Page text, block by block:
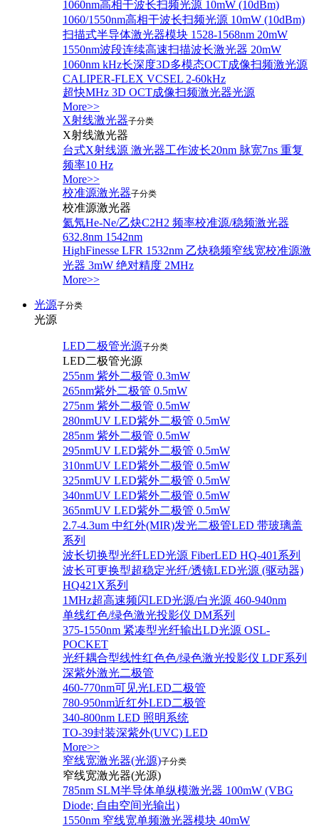
1060nm高相干波长扫频光源 10mW (10dBm)
1060/1550nm高相干波长扫频光源 10mW (10dBm)
扫描式半导体激光器模块 1528-1568nm 20mW
1550nm波段连续高速扫描波长激光器 20mW
1060nm kHz长深度3D多模态OCT成像扫频激光源
CALIPER-FLEX VCSEL 2-60kHz
超快MHz 3D OCT成像扫频激光器光源
More>>
X射线激光器子分类
X射线激光器
台式X射线源 激光器工作波长20nm 脉宽7ns 重复
频率10 Hz
More>>
校准源激光器子分类
校准源激光器
氦氖He-Ne/乙炔C2H2 频率校准源/稳频激光器
632.8nm 1542nm
HighFinesse LFR 1532nm 乙炔稳频窄线宽校准源激
光器 3mW 绝对精度 2MHz
More>>
光源子分类
光源
LED二极管光源子分类
LED二极管光源
255nm 紫外二极管 0.3mW
265nm紫外二极管 0.5mW
275nm 紫外二极管 0.5mW
280nmUV LED紫外二极管 0.5mW
285nm 紫外二极管 0.5mW
295nmUV LED紫外二极管 0.5mW
310nmUV LED紫外二极管 0.5mW
325nmUV LED紫外二极管 0.5mW
340nmUV LED紫外二极管 0.5mW
365nmUV LED紫外二极管 0.5mW
2.7-4.3um 中红外(MIR)发光二极管LED 带玻璃盖
系列
波长切换型光纤LED光源 FiberLED HQ-401系列
波长可更换型超稳定光纤/透镜LED光源 (驱动器)
HQ421X系列
1MHz超高速频闪LED光源/白光源 460-940nm
单线红色/绿色激光投影仪 DM系列
375-1550nm 紧凑型光纤输出LD光源 OSL-
POCKET
光纤耦合型线性红色色/绿色激光投影仪 LDF系列
深紫外激光二极管
460-770nm可见光LED二极管
780-950nm近红外LED二极管
340-800nm LED 照明系统
TO-39封装深紫外(UVC) LED
More>>
窄线宽激光器(光源)子分类
窄线宽激光器(光源)
785nm SLM半导体单纵模激光器 100mW (VBG
Diode; 自由空间光输出)
1550nm 窄线宽单频激光器模块 40mW